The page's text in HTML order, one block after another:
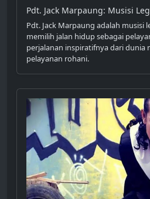
Pdt. Jack Marpaung: Musisi
Pdt. Jack Marpaung adalah musisi
memilih jalan hidup sebagai
perjalanan inspiratifnya dari dunia
pelayanan rohani.